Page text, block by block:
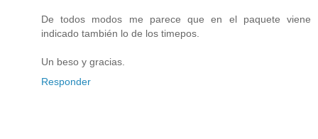
De todos modos me parece que en el paquete viene
indicado también lo de los timepos.
Un beso y gracias.
Responder